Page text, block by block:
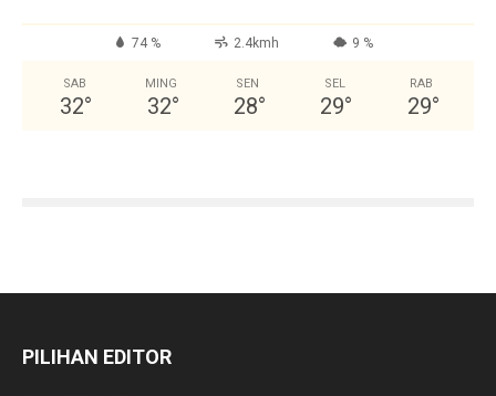
74 % 2.4kmh 9 %
SAB
32°
MING
32°
SEN
28°
SEL
29°
RAB
29°
PILIHAN EDITOR